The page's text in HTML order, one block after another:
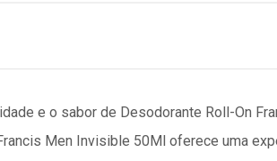
e o sabor de Desodorante Roll-On
Men Invisible 50Ml oferece uma